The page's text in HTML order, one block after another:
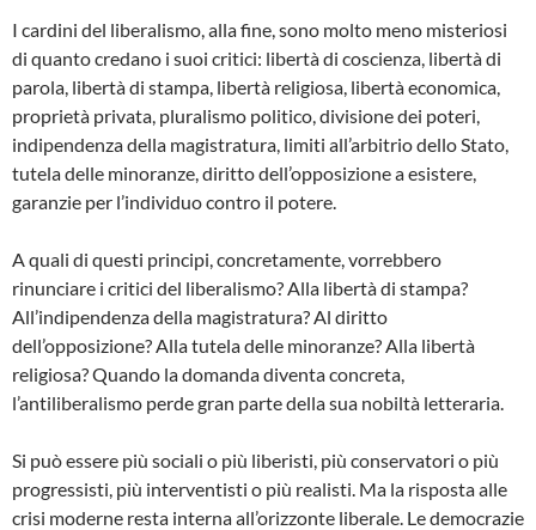
I cardini del liberalismo, alla fine, sono molto meno misteriosi
di quanto credano i suoi critici: libertà di coscienza, libertà di
parola, libertà di stampa, libertà religiosa, libertà economica,
proprietà privata, pluralismo politico, divisione dei poteri,
indipendenza della magistratura, limiti all’arbitrio dello Stato,
tutela delle minoranze, diritto dell’opposizione a esistere,
garanzie per l’individuo contro il potere.
A quali di questi principi, concretamente, vorrebbero
rinunciare i critici del liberalismo? Alla libertà di stampa?
All’indipendenza della magistratura? Al diritto
dell’opposizione? Alla tutela delle minoranze? Alla libertà
religiosa? Quando la domanda diventa concreta,
l’antiliberalismo perde gran parte della sua nobiltà letteraria.
Si può essere più sociali o più liberisti, più conservatori o più
progressisti, più interventisti o più realisti. Ma la risposta alle
crisi moderne resta interna all’orizzonte liberale. Le democrazie